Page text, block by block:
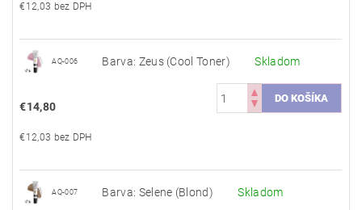
€12,03 bez DPH
AQ-006 Barva: Zeus (Cool Toner) Skladom
€14,80
€12,03 bez DPH
AQ-007 Barva: Selene (Blond) Skladom